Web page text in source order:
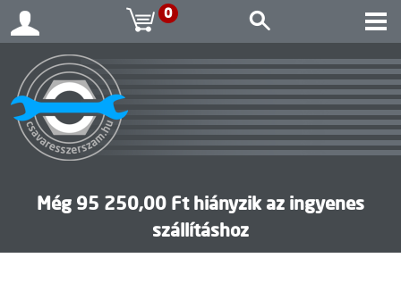
0
Még 95 250,00 Ft hiányzik az ingyenes
szállításhoz